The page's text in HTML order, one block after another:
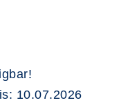
10.07.2026